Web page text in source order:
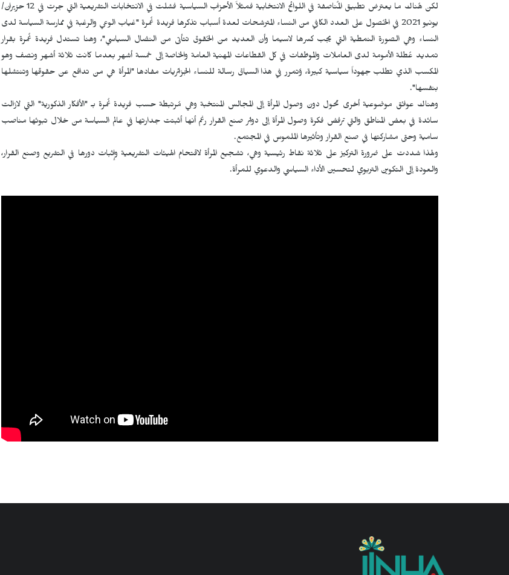
لكن هُناك ما يعترض تطبيق المُناصفة في اللوائح الانتخابية فمثلاً الأحزاب السياسية فشلت في الانتخابات التشريعية التي جرت في 12 حزيران/
يونيو 2021 في الحُصول على العدد الكافي من النساء المترشحات لعدة أسباب تذكرها فريدة غُمرة "غياب الوعي والرغبة في ممارسة السياسة لدى
النساء وهي الصورة النمطية التي يجب كسرها لاسيما وأن العديد من الحُقوق تتأتى من النضال السياسي"، وهنا تستدل فريدة غُمرة بقرار
تمديد عُطلة الأمومة لدى العاملات والموظفات في كل القطاعات المهنية العامة والخاصة إلى خمسة أشهر بعدما كانت ثلاثة أشهر ونصف وهو
المكسب الذي تطلب جهوداً سياسية كبيرة، وُتمرر في هذا السياق رسالة للنساء الجزائريات مفادها "المرأة هي من تدافع عن حقوقها وتنتشلها
بنفسها".
وهناك عوائق موضوعية أخرى تحول دون وصول المرأة إلى المجالس المنتخبة وهي مُرتبطة حسب فريدة غُمرة بـ "الأفكار الذكورية" التي لازالت
سائدة في بعض المناطق والتي ترفض فكرة وصول المرأة إلى دوائر صنع القرار رغم أنها أثبتت جدارتها في عالم السياسة من خلال تبوئها مناصب
سامية وحتى مشاركتها في صنع القرار وتأثيرها الملموس في المجتمع.
ولهذا شددت على ضرورة التركيز على ثلاثة نقاط رئيسية وهي، تشجيع المرأة لاقتحام الهيئات التشريعية وإثبات دورها في التشريع وصنع القرار،
والعودة إلى التكوين التربوي لتحسين الأداء السياسي والدعوي للمرأة.